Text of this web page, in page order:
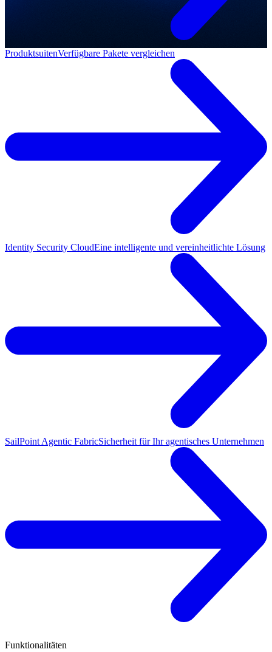
ProduktsuitenVerfügbare Pakete vergleichen
Identity Security CloudEine intelligente und vereinheitlichte Lösung
SailPoint Agentic FabricSicherheit für Ihr agentisches Unternehmen
Funktionalitäten